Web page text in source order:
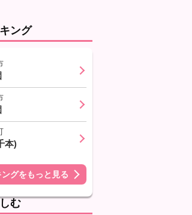
ング
本)
ングをもっと見る
む